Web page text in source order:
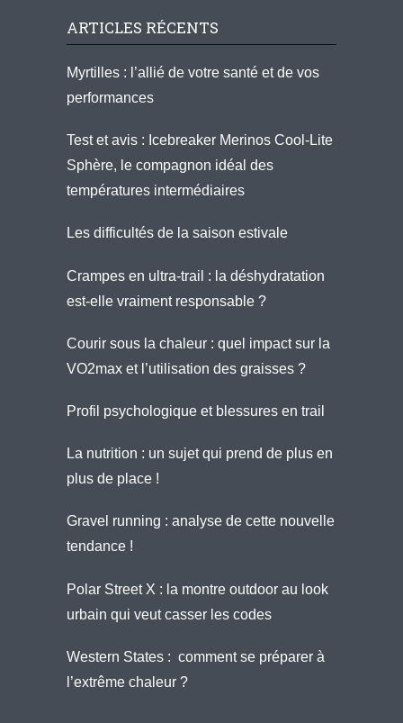
ARTICLES RÉCENTS
Myrtilles : l’allié de votre santé et de vos
performances
Test et avis : Icebreaker Merinos Cool-Lite
Sphère, le compagnon idéal des
températures intermédiaires
Les difficultés de la saison estivale
Crampes en ultra-trail : la déshydratation
est-elle vraiment responsable ?
Courir sous la chaleur : quel impact sur la
VO2max et l’utilisation des graisses ?
Profil psychologique et blessures en trail
La nutrition : un sujet qui prend de plus en
plus de place !
Gravel running : analyse de cette nouvelle
tendance !
Polar Street X : la montre outdoor au look
urbain qui veut casser les codes
Western States : comment se préparer à
l’extrême chaleur ?